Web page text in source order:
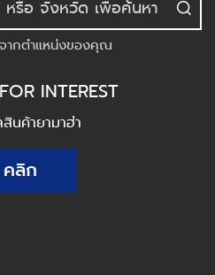
ากตำแหน่งของคุณ
INTEREST
นค้ายามาฮ่า
คลิก